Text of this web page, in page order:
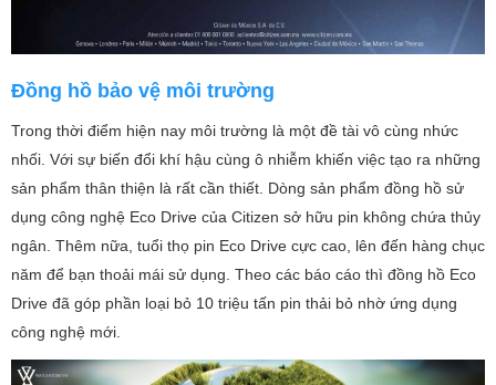
Đồng hồ bảo vệ môi trường
Trong thời điểm hiện nay môi trường là một đề tài vô cùng nhức
nhối. Với sự biến đổi khí hậu cùng ô nhiễm khiến việc tạo ra những
sản phẩm thân thiện là rất cần thiết. Dòng sản phẩm đồng hồ sử
dụng công nghệ Eco Drive của Citizen sở hữu pin không chứa thủy
ngân. Thêm nữa, tuổi thọ pin Eco Drive cực cao, lên đến hàng chục
năm để bạn thoải mái sử dụng. Theo các báo cáo thì đồng hồ Eco
Drive đã góp phần loại bỏ 10 triệu tấn pin thải bỏ nhờ ứng dụng
công nghệ mới.